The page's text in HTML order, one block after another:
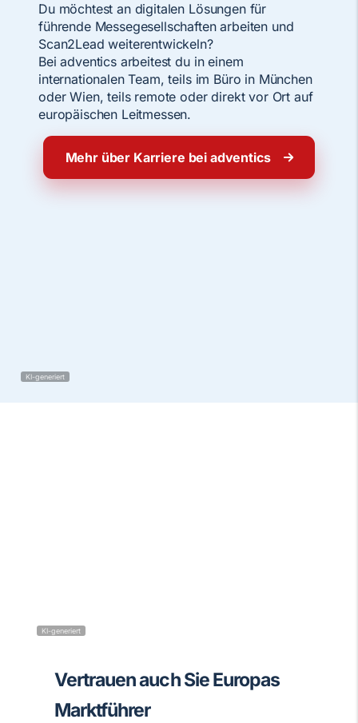
KI-generiert
Du möchtest an digitalen Lösungen für
führende Messegesellschaften arbeiten und
Scan2Lead weiterentwickeln?
Bei adventics arbeitest du in einem
internationalen Team, teils im Büro in München
oder Wien, teils remote oder direkt vor Ort auf
europäischen Leitmessen.
Mehr über Karriere bei adventics
Vertrauen auch Sie Europas
Marktführer
KI-generiert